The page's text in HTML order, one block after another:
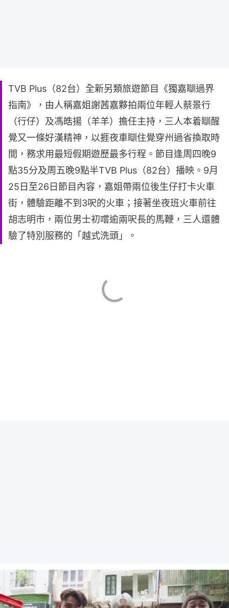
TVB Plus（82台）全新另類旅遊節目《獨嘉瞓過界
指南》，由人稱嘉姐謝茜嘉夥拍兩位年輕人蔡景行
（行仔）及馮皓揚（羊羊）擔任主持，三人本着瞓醒
覺又一條好漢精神，以捱夜車瞓住覺穿州過省換取時
間，務求用最短假期遊歷最多行程。節目逢周四晚9
點35分及周五晚9點半TVB Plus（82台）播映。9月
25日至26日節目內容，嘉姐帶兩位後生仔打卡火車
街，體驗距離不到3呎的火車；接著坐夜班火車前往
胡志明市，兩位男士初嚐逾兩呎長的馬鞭，三人還體
驗了特別服務的「越式洗頭」。